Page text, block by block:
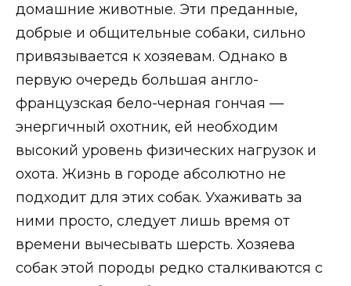
домашние животные. Эти преданные,
добрые и общительные собаки, сильно
привязывается к хозяевам. Однако в
первую очередь большая англо-
французская бело-черная гончая —
энергичный охотник, ей необходим
высокий уровень физических нагрузок и
охота. Жизнь в городе абсолютно не
подходит для этих собак. Ухаживать за
ними просто, следует лишь время от
времени вычесывать шерсть. Хозяева
собак этой породы редко сталкиваются с